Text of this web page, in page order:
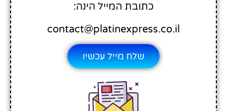
כתובת המייל הינה:
contact@platinexpress.co.il
שלח מייל עכשיו